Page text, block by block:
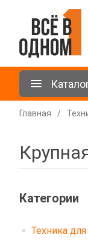
Главная /
Категории
Техника